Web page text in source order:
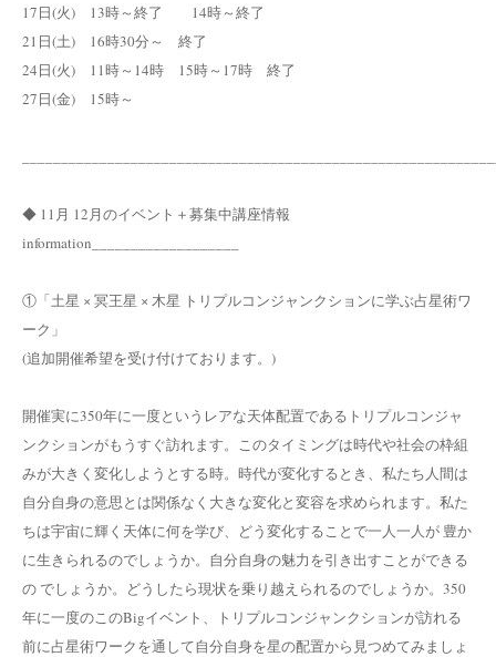
17日(火) 13時～終了 14時～終了
21日(土) 16時30分～ 終了
24日(火) 11時～14時 15時～17時 終了
27日(金) 15時～
◆ 11月 12月のイベント＋募集中講座情報
information___________________
①「土星 × 冥王星 × 木星 トリプルコンジャンクションに学ぶ占星術ワ
ーク」
(追加開催希望を受け付けております。)
開催実に350年に一度というレアな天体配置であるトリプルコンジャ
ンクションがもうすぐ訪れます。このタイミングは時代や社会の枠組
みが大きく変化しようとする時。時代が変化するとき、私たち人間は
自分自身の意思とは関係なく大きな変化と変容を求められます。私た
ちは宇宙に輝く天体に何を学び、どう変化することで一人一人が 豊か
に生きられるのでしょうか。自分自身の魅力を引き出すことができる
の でしょうか。どうしたら現状を乗り越えられるのでしょうか。350
年に一度のこのBigイベント、トリプルコンジャンクションが訪れる
前に占星術ワークを通して自分自身を星の配置から見つめてみましょ